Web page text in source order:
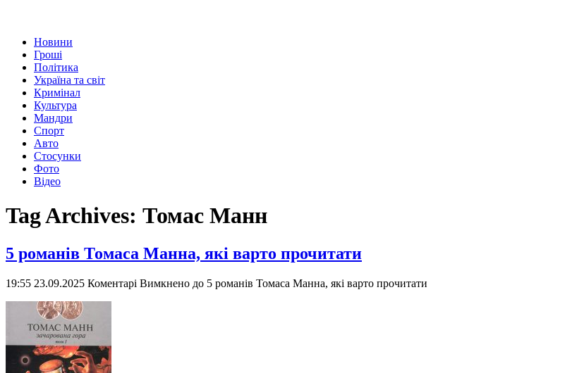
Новини
Гроші
Політика
Україна та світ
Кримінал
Культура
Мандри
Спорт
Авто
Стосунки
Фото
Відео
Tag Archives: Томас Манн
5 романів Томаса Манна, які варто прочитати
19:55 23.09.2025 Коментарі Вимкнено до 5 романів Томаса Манна, які варто прочитати